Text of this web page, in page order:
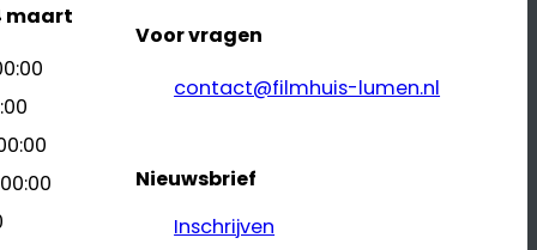
maart
Voor vragen
contact@filmhuis-lumen.nl
Nieuwsbrief
Inschrijven